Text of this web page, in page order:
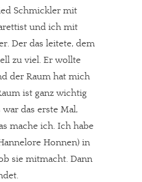
Schmickler mit
und ich mit
Der das leitete, dem
zu viel. Er wollte
der Raum hat mich
ist ganz wichtig
das erste Mal,
mache ich. Ich habe
Honnen) in
sie mitmacht. Dann